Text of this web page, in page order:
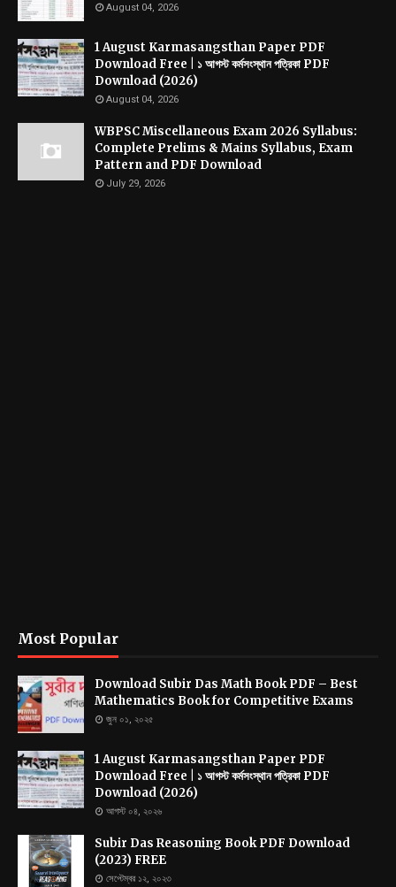
August 04, 2026
1 August Karmasangsthan Paper PDF
Download Free | ১ আগস্ট কর্মসংস্থান পত্রিকা PDF
Download (2026)
August 04, 2026
WBPSC Miscellaneous Exam 2026 Syllabus:
Complete Prelims & Mains Syllabus, Exam
Pattern and PDF Download
July 29, 2026
Most Popular
Download Subir Das Math Book PDF – Best
Mathematics Book for Competitive Exams
জুন ০১, ২০২৫
1 August Karmasangsthan Paper PDF
Download Free | ১ আগস্ট কর্মসংস্থান পত্রিকা PDF
Download (2026)
আগস্ট ০৪, ২০২৬
Subir Das Reasoning Book PDF Download
(2023) FREE
সেপ্টেম্বর ১২, ২০২৩